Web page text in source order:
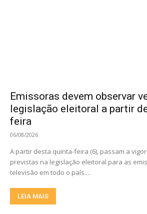
Emissoras devem observar
legislação eleitoral a partir
feira
06/08/2026
A partir desta quinta-feira (6), passam a
previstas na legislação eleitoral para as
televisão em todo o país....
LEIA MAIS